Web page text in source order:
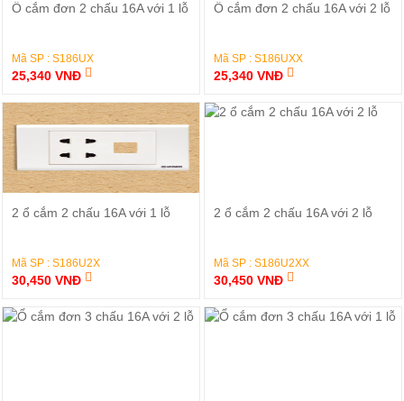
Đặt Hàng
Ổ cắm đơn 2 chấu 16A với 1 lỗ
Mã SP : S186UX
25,340 VNĐ
Đặt Hàng
Ổ cắm đơn 2 chấu 16A với 2 lỗ
Mã SP : S186UXX
25,340 VNĐ
Đặt Hàng
2 ổ cắm 2 chấu 16A với 1 lỗ
Mã SP : S186U2X
30,450 VNĐ
Đặt Hàng
2 ổ cắm 2 chấu 16A với 2 lỗ
Mã SP : S186U2XX
30,450 VNĐ